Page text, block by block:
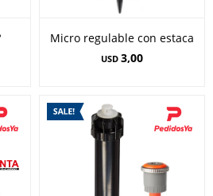
Micro regulable con estaca
USD 3,00